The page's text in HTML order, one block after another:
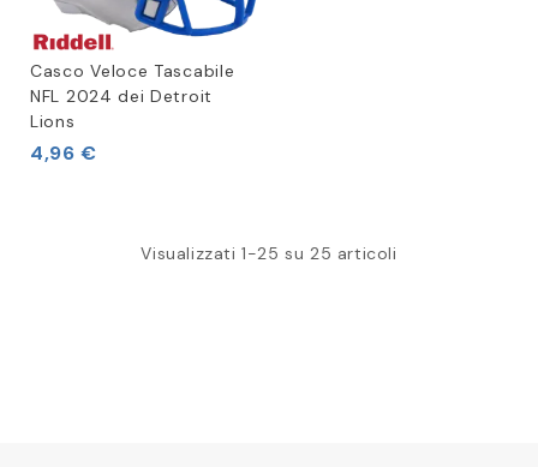
Casco Veloce Tascabile
NFL 2024 dei Detroit
Lions
4,96 €
Visualizzati 1-25 su 25 articoli